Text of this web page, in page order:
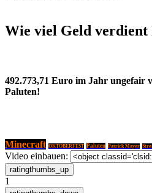
Wie viel Geld verdient
492.773,71 Euro im Jahr ungefair
Paluten!
Minecraft OKTOBERFEST Paluten Patrick Mayer
Video einbauen:
1